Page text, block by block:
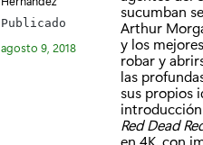
Publicado
agosto 9, 2018
sucumban
Arthur
y los
robar y
las
sus propios
Red Dead
en 4K, con